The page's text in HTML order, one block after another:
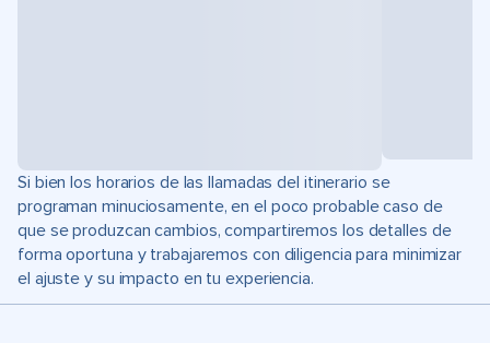
Si bien los horarios de las llamadas del itinerario se
programan minuciosamente, en el poco probable caso de
que se produzcan cambios, compartiremos los detalles de
forma oportuna y trabajaremos con diligencia para minimizar
el ajuste y su impacto en tu experiencia.